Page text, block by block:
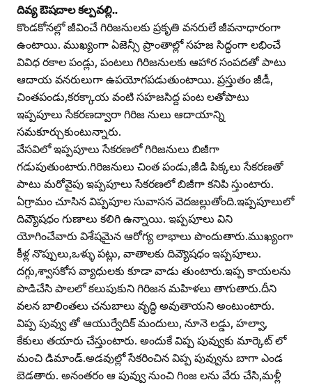
దివ్య ఔషదాల కల్పవల్లి..
కొండకోనల్లో జీవించే గిరిజనులకు ప్రకృతి వనరులే జీవనాధారంగా
ఉంటాయి. ముఖ్యంగా ఏజెన్సీ ప్రాంతాల్లో సహజ సిద్ధంగా లభించే
వివిధ రకాల పండ్లు, పంటలు గిరిజనులకు ఆహార సంపదతో పాటు
ఆదాయ వనరులుగా ఉపయోగపడుతుంటాయి. ప్రస్తుతం జీడీ,
చింతపండు,కరక్కాయ వంటి సహజసిద్ద పంట లతోపాటు
ఇప్పపూలు సేకరణద్వారా గిరిజ నులు ఆదాయాన్ని
సమకూర్చుకుంటున్నారు.
వేసవిలో ఇప్పపూలు సేకరణలో గిరిజనులు బిజీగా
గడుపుతుంటారు.గిరిజనులు చింత పండు,జీడి పిక్కలు సేకరణతో
పాటు మరోవైపు ఇప్పపూలు సేకరణలో బిజీగా కనిపి స్తుంటారు.
ఏగ్రామం చూసిన విప్పపూల సువాసన వెదజల్లుతోంది.ఇప్పపూలులో
దివ్యౌషధం గుణాలు కలిగి ఉన్నాయి. ఇప్పపూలు విని
యోగించేవారు విశేషమైన ఆరోగ్య లాభాలు పొందుతారు.ముఖ్యంగా
కీళ్ల నొప్పులు,ఒళ్ళు పట్లు, వాతాలకు దివ్యౌషధం ఇప్పపూలు.
దగ్గు,శ్వాసకోస వ్యాధులకు కూడా వాడు తుంటారు.ఇప్ప కాయలను
పొడిచేసి పాలలో కలుపుకుని గిరిజన మహిళలు తాగుతారు.దీని
వలన బాలింతలు చనుబాలు వృద్ధి అవుతాయని అంటుంటారు.
విప్ప పువ్వు తో ఆయుర్వేదిక్‌ మందులు, నూనె లడ్డు, హల్వా,
కేకులు తయారు చేస్తుంటారు. అందుకే విప్ప పువ్వుకు మార్కెట్‌ లో
మంచి డిమాండ్‌.అడవుల్లో సేకరించిన విప్ప పువ్వును బాగా ఎండ
బెడతారు. అనంతరం ఆ పువ్వు నుంచి గింజ లను వేరు చేసి,మళ్లీ